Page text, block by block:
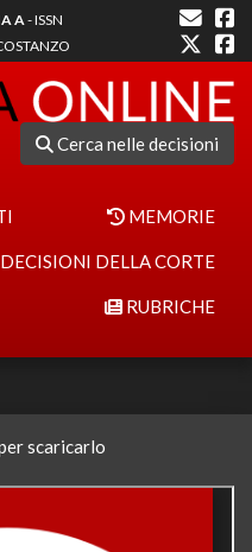
A- ISSN
Cerca nelle decisioni
MEMORIE
DECISIONI DELLA CORTE
RUBRICHE
scaricarlo